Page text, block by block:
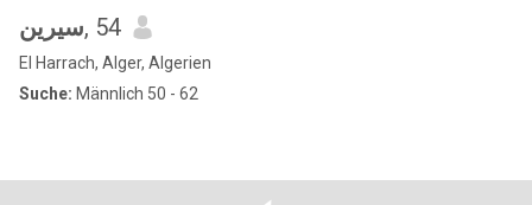
سيرين, 54
El Harrach, Alger, Algerien
Suche: Männlich 50 - 62